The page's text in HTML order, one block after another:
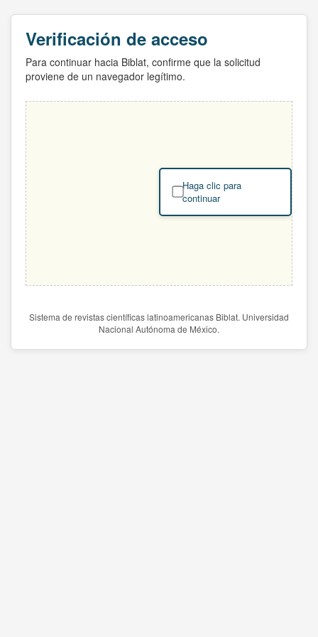
Verificación de acceso
Para continuar hacia Biblat, confirme que la solicitud
proviene de un navegador legítimo.
Haga clic para
continuar
Sistema de revistas científicas latinoamericanas Biblat. Universidad
Nacional Autónoma de México.